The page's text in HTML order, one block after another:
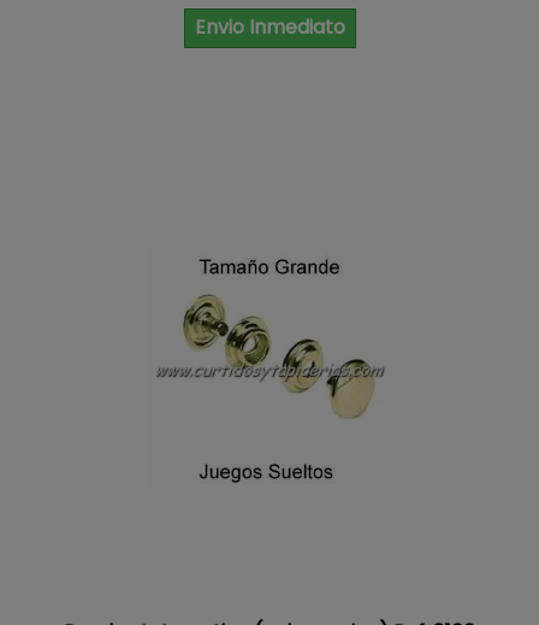
Envio Inmediato